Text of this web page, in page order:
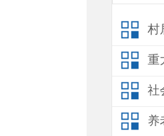
村
重
社
养